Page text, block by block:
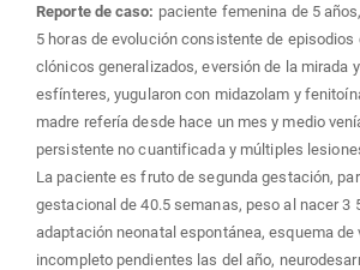
Reporte de caso: paciente femenina de 5
5 horas de evolución consistente de
clónicos generalizados, eversión de la mirada
esfínteres, yugularon con midazolam y
madre refería desde hace un mes y medio
persistente no cuantificada y múltiples
La paciente es fruto de segunda gestación,
gestacional de 40.5 semanas, peso al nacer 3
adaptación neonatal espontánea, esquema de
incompleto pendientes las del año,